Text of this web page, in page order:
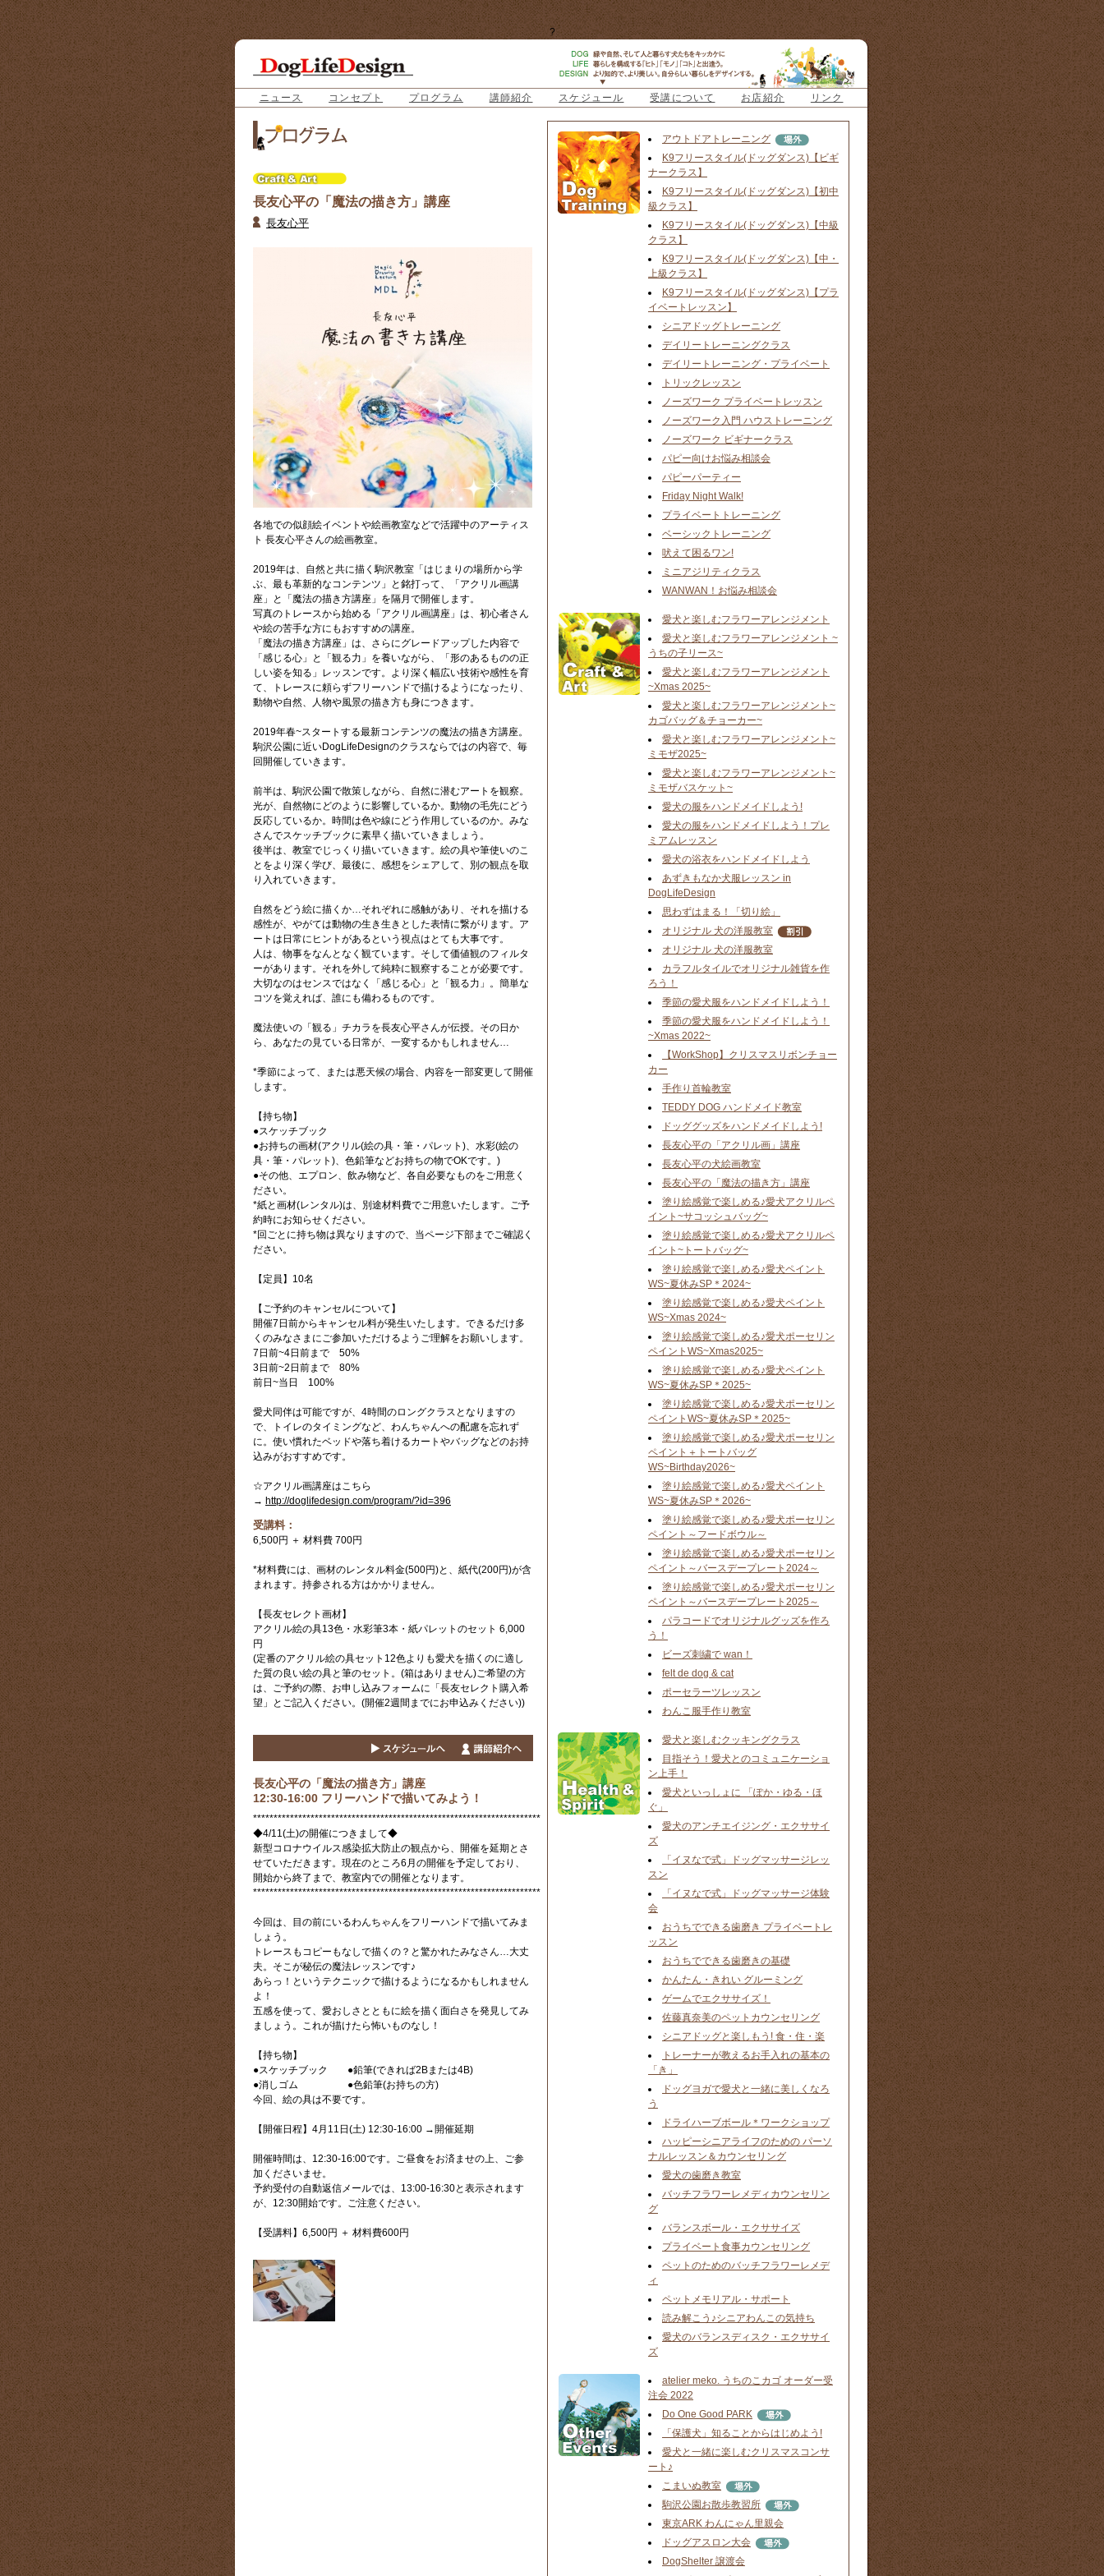
?
ニュース コンセプト プログラム 講師紹介 スケジュール 受講について お店紹介 リンク
長友心平の「魔法の描き方」講座
長友心平
各地での似顔絵イベントや絵画教室などで活躍中のアーティス
ト 長友心平さんの絵画教室。
2019年は、自然と共に描く駒沢教室「はじまりの場所から学
ぶ、最も革新的なコンテンツ」と銘打って、「アクリル画講
座」と「魔法の描き方講座」を隔月で開催します。
写真のトレースから始める「アクリル画講座」は、初心者さん
や絵の苦手な方にもおすすめの講座。
「魔法の描き方講座」は、さらにグレードアップした内容で
「感じる心」と「観る力」を養いながら、「形のあるものの正
しい姿を知る」レッスンです。より深く幅広い技術や感性を育
て、トレースに頼らずフリーハンドで描けるようになったり、
動物や自然、人物や風景の描き方も身につきます。
2019年春~スタートする最新コンテンツの魔法の描き方講座。
駒沢公園に近いDogLifeDesignのクラスならではの内容で、毎
回開催していきます。
前半は、駒沢公園で散策しながら、自然に潜むアートを観察。
光が、自然物にどのように影響しているか。動物の毛先にどう
反応しているか。時間は色や線にどう作用しているのか。みな
さんでスケッチブックに素早く描いていきましょう。
後半は、教室でじっくり描いていきます。絵の具や筆使いのこ
とをより深く学び、最後に、感想をシェアして、別の観点を取
り入れていきます。
自然をどう絵に描くか…それぞれに感触があり、それを描ける
感性が、やがては動物の生き生きとした表情に繋がります。ア
ートは日常にヒントがあるという視点はとても大事です。
人は、物事をなんとなく観ています。そして価値観のフィルタ
ーがあります。それを外して純粋に観察することが必要です。
大切なのはセンスではなく「感じる心」と「観る力」。簡単な
コツを覚えれば、誰にも備わるものです。
魔法使いの「観る」チカラを長友心平さんが伝授。その日か
ら、あなたの見ている日常が、一変するかもしれません…
*季節によって、または悪天候の場合、内容を一部変更して開催
します。
【持ち物】
●スケッチブック
●お持ちの画材(アクリル(絵の具・筆・パレット)、水彩(絵の
具・筆・パレット)、色鉛筆などお持ちの物でOKです。)
●その他、エプロン、飲み物など、各自必要なものをご用意く
ださい。
*紙と画材(レンタル)は、別途材料費でご用意いたします。ご予
約時にお知らせください。
*回ごとに持ち物は異なりますので、当ページ下部までご確認く
ださい。
【定員】10名
【ご予約のキャンセルについて】
開催7日前からキャンセル料が発生いたします。できるだけ多
くのみなさまにご参加いただけるようご理解をお願いします。
7日前~4日前まで 50%
3日前~2日前まで 80%
前日~当日 100%
愛犬同伴は可能ですが、4時間のロングクラスとなりますの
で、トイレのタイミングなど、わんちゃんへの配慮を忘れず
に。使い慣れたベッドや落ち着けるカートやバッグなどのお持
込みがおすすめです。
☆アクリル画講座はこちら
→ http://doglifedesign.com/program/?id=396
受講料：
6,500円 ＋ 材料費 700円
*材料費には、画材のレンタル料金(500円)と、紙代(200円)が含
まれます。持参される方はかかりません。
【長友セレクト画材】
アクリル絵の具13色・水彩筆3本・紙パレットのセット 6,000
円
(定番のアクリル絵の具セット12色よりも愛犬を描くのに適し
た質の良い絵の具と筆のセット。(箱はありません)ご希望の方
は、ご予約の際、お申し込みフォームに「長友セレクト購入希
望」とご記入ください。(開催2週間までにお申込みください))
長友心平の「魔法の描き方」講座
12:30-16:00 フリーハンドで描いてみよう！
**********************************************************************
◆4/11(土)の開催につきまして◆
新型コロナウイルス感染拡大防止の観点から、開催を延期とさ
せていただきます。現在のところ6月の開催を予定しており、
開始から終了まで、教室内での開催となります。
**********************************************************************
今回は、目の前にいるわんちゃんをフリーハンドで描いてみま
しょう。
トレースもコピーもなしで描くの？と驚かれたみなさん…大丈
夫。そこが秘伝の魔法レッスンです♪
あらっ！というテクニックで描けるようになるかもしれません
よ！
五感を使って、愛おしさとともに絵を描く面白さを発見してみ
ましょう。これが描けたら怖いものなし！
【持ち物】
●スケッチブック ●鉛筆(できれば2Bまたは4B)
●消しゴム ●色鉛筆(お持ちの方)
今回、絵の具は不要です。
【開催日程】4月11日(土) 12:30-16:00 →開催延期
開催時間は、12:30-16:00です。ご昼食をお済ませの上、ご参
加くださいませ。
予約受付の自動返信メールでは、13:00-16:30と表示されます
が、12:30開始です。ご注意ください。
【受講料】6,500円 ＋ 材料費600円
アウトドアトレーニング
K9フリースタイル(ドッグダンス)【ビギ
ナークラス】
K9フリースタイル(ドッグダンス)【初中
級クラス】
K9フリースタイル(ドッグダンス)【中級
クラス】
K9フリースタイル(ドッグダンス)【中・
上級クラス】
K9フリースタイル(ドッグダンス)【プラ
イベートレッスン】
シニアドッグトレーニング
デイリートレーニングクラス
デイリートレーニング・プライベート
トリックレッスン
ノーズワーク プライベートレッスン
ノーズワーク入門 ハウストレーニング
ノーズワーク ビギナークラス
パピー向けお悩み相談会
パピーパーティー
Friday Night Walk!
プライベートトレーニング
ベーシックトレーニング
吠えて困るワン!
ミニアジリティクラス
WANWAN！お悩み相談会
愛犬と楽しむフラワーアレンジメント
愛犬と楽しむフラワーアレンジメント ~
うちの子リース~
愛犬と楽しむフラワーアレンジメント
~Xmas 2025~
愛犬と楽しむフラワーアレンジメント~
カゴバッグ＆チョーカー~
愛犬と楽しむフラワーアレンジメント~
ミモザ2025~
愛犬と楽しむフラワーアレンジメント~
ミモザバスケット~
愛犬の服をハンドメイドしよう!
愛犬の服をハンドメイドしよう！プレ
ミアムレッスン
愛犬の浴衣をハンドメイドしよう
あずきもなか犬服レッスン in
DogLifeDesign
思わずはまる！「切り絵」
オリジナル 犬の洋服教室
オリジナル 犬の洋服教室
カラフルタイルでオリジナル雑貨を作
ろう！
季節の愛犬服をハンドメイドしよう！
季節の愛犬服をハンドメイドしよう！
~Xmas 2022~
【WorkShop】クリスマスリボンチョー
カー
手作り首輪教室
TEDDY DOG ハンドメイド教室
ドッググッズをハンドメイドしよう!
長友心平の「アクリル画」講座
長友心平の犬絵画教室
長友心平の「魔法の描き方」講座
塗り絵感覚で楽しめる♪愛犬アクリルペ
イント~サコッシュバッグ~
塗り絵感覚で楽しめる♪愛犬アクリルペ
イント~トートバッグ~
塗り絵感覚で楽しめる♪愛犬ペイント
WS~夏休みSP＊2024~
塗り絵感覚で楽しめる♪愛犬ペイント
WS~Xmas 2024~
塗り絵感覚で楽しめる♪愛犬ポーセリン
ペイントWS~Xmas2025~
塗り絵感覚で楽しめる♪愛犬ペイント
WS~夏休みSP＊2025~
塗り絵感覚で楽しめる♪愛犬ポーセリン
ペイントWS~夏休みSP＊2025~
塗り絵感覚で楽しめる♪愛犬ポーセリン
ペイント＋トートバッグ
WS~Birthday2026~
塗り絵感覚で楽しめる♪愛犬ペイント
WS~夏休みSP＊2026~
塗り絵感覚で楽しめる♪愛犬ポーセリン
ペイント ～フードボウル ～
塗り絵感覚で楽しめる♪愛犬ポーセリン
ペイント ～バースデープレート2024 ～
塗り絵感覚で楽しめる♪愛犬ポーセリン
ペイント ～バースデープレート2025 ～
パラコードでオリジナルグッズを作ろ
う！
ビーズ刺繍で wan！
felt de dog & cat
ポーセラーツレッスン
わんこ服手作り教室
愛犬と楽しむクッキングクラス
目指そう！愛犬とのコミュニケーショ
ン上手！
愛犬といっしょに 「ぽか・ゆる・ほ
ぐ」
愛犬のアンチエイジング・エクササイ
ズ
「イヌなで式」ドッグマッサージレッ
スン
「イヌなで式」ドッグマッサージ体験
会
おうちでできる歯磨き プライベートレ
ッスン
おうちでできる歯磨きの基礎
かんたん・きれい グルーミング
ゲームでエクササイズ！
佐藤真奈美のペットカウンセリング
シニアドッグと楽しもう! 食・住・楽
トレーナーが教えるお手入れの基本の
「き」
ドッグヨガで愛犬と一緒に美しくなろ
う
ドライハーブボール＊ワークショップ
ハッピーシニアライフのための パーソ
ナルレッスン＆カウンセリング
愛犬の歯磨き教室
バッチフラワーレメディカウンセリン
グ
バランスボール・エクササイズ
プライベート食事カウンセリング
ペットのためのバッチフラワーレメデ
ィ
ペットメモリアル・サポート
読み解こう♪シニアわんこの気持ち
愛犬のバランスディスク・エクササイ
ズ
atelier meko. うちのこカゴ オーダー受
注会 2022
Do One Good PARK
「保護犬」知ることからはじめよう!
愛犬と一緒に楽しむクリスマスコンサ
ート♪
こまいぬ教室
駒沢公園お散歩教習所
東京ARK わんにゃん里親会
ドッグアスロン大会
DogShelter 譲渡会